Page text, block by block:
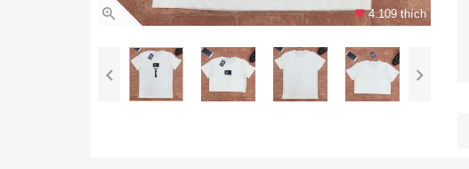
4.109 thích